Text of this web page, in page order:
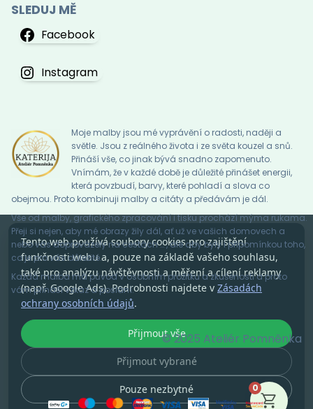
SLEDUJ MĚ
Facebook
Instagram
Moje malby jsou mé vyprávění o radosti, naději a
světle. Jsou z reálného života i ze světa kouzel a snů.
Přináší vše, co jinak bývá snadno zapomenuto.
Vnímám, že v každé době je důležité přinášet energii,
která povzbudí, barvy, které pohladí a slova co
obejmou. Proto kombinuji malby a citáty a předávám je dál.
Vše od malby, grafického zpracování i tisku prochází mýma rukama.
Přeji si nejen, aby mé obrazy žily dál, ať už ve vašich domovech a
nebo vás doprovázely na cestách … , ale aby byly i připomínkou toho,
co je pro vás důležité.
Každá malba má původ v osobním prožitku a zkušenosti a proto
vám přináší vzkaz a poslání.
© 2025 Ateliér Pomněnka
Tento web používá soubory cookies pro zajištění
funkčnosti webu a, pouze na základě vašeho souhlasu,
také pro analýzu návštěvnosti a měření a cílení reklamy
(např. Google Ads). Podrobnosti najdete v Zásadách
ochrany osobních údajů.
Pouze nezbytné
Přijmout vybrané
Přijmout vše
0